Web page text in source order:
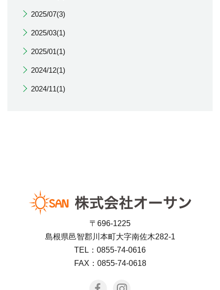
2025/07(3)
2025/03(1)
2025/01(1)
2024/12(1)
2024/11(1)
〒696-1225
島根県邑智郡川本町大字南佐木282-1
TEL：0855-74-0616
FAX：0855-74-0618